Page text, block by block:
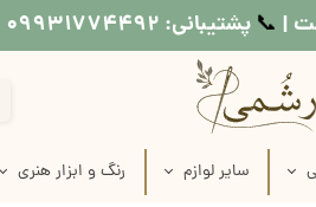
سایر لوازم رنگ و ابزار هنری
📞​​​​​​​ پشتیبانی: ۰۹۹۳۱۷۷۴۴۹۲